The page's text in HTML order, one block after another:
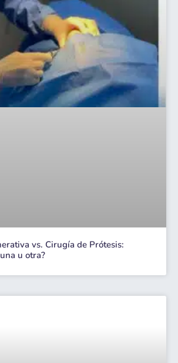
vs. Cirugía de Prótesis:
u otra?